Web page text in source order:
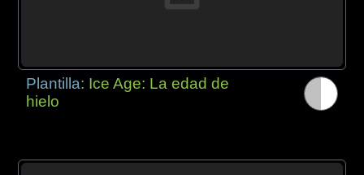
Plantilla: Ice Age: La edad de
hielo